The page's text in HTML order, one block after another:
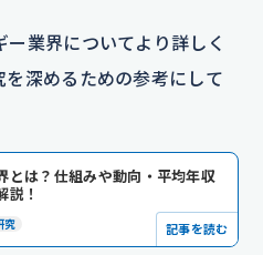
業界についてより詳しく
深めるための参考にして
とは？仕組みや動向・平均年収
説！
究 記事を読む